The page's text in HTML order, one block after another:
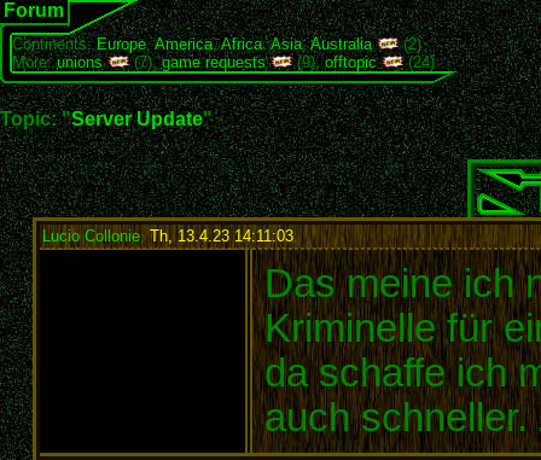
Forum
Continents:Europe,America,Africa,Asia,Australia
(2)
More:unions (7),game requests (9),offtopic (24)
Topic: "Server Update"
Lucio Collonie, Th, 13.4.23 14:11:03:
Das meine ich
Kriminelle für
da schaffe ich
auch